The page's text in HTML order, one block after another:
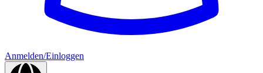
Anmelden/Einloggen